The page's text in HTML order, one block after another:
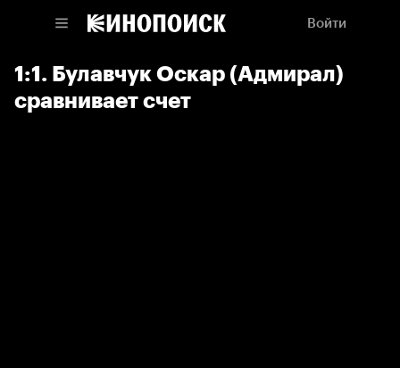
Войти
1:1. Булавчук Оскар (Адмирал)
сравнивает счет